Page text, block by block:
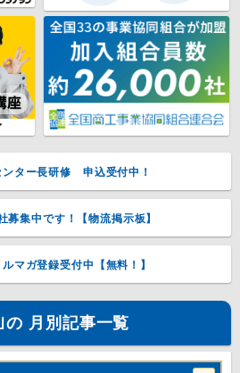
ンター長研修 申込受付中！
募集中です！【物流掲示板】
マガ登録受付中【無料！】
の 月別記事一覧